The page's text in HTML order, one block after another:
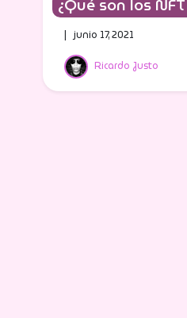
¿Qué son los
Ricardo Justo
| junio 17, 2021